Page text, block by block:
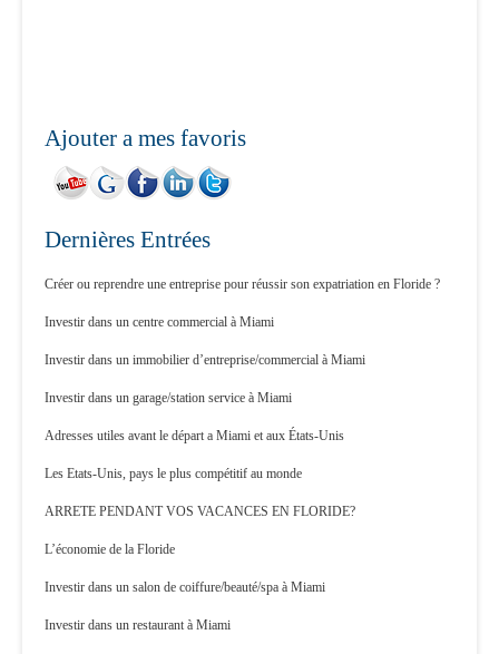
Ajouter a mes favoris
Dernières Entrées
Créer ou reprendre une entreprise pour réussir son expatriation en Floride ?
Investir dans un centre commercial à Miami
Investir dans un immobilier d’entreprise/commercial à Miami
Investir dans un garage/station service à Miami
Adresses utiles avant le départ a Miami et aux États-Unis
Les Etats-Unis, pays le plus compétitif au monde
ARRETE PENDANT VOS VACANCES EN FLORIDE?
L’économie de la Floride
Investir dans un salon de coiffure/beauté/spa à Miami
Investir dans un restaurant à Miami